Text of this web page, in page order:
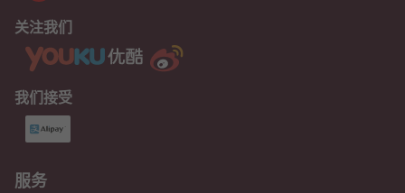
关注我们
我们接受
服务